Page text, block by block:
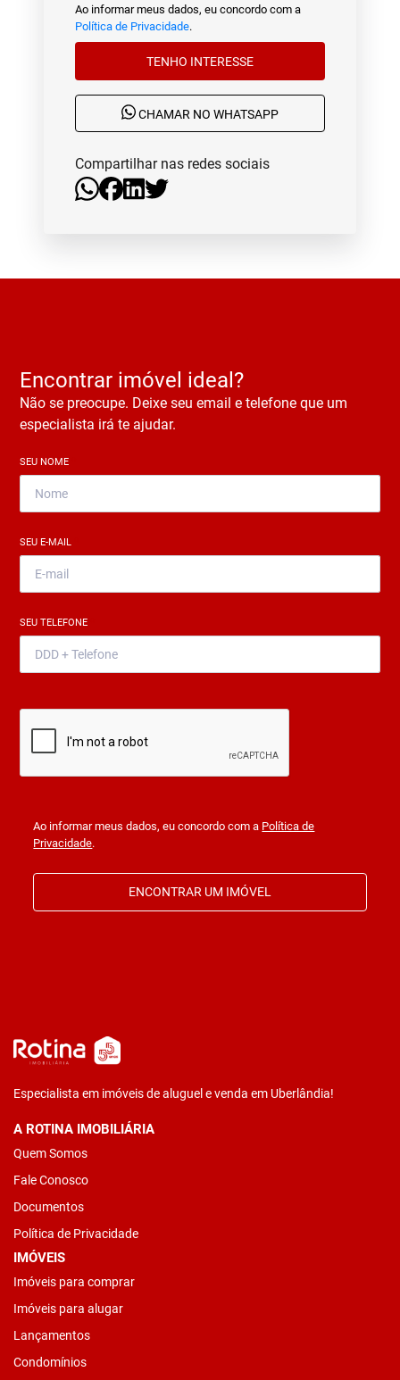
Ao informar meus dados, eu concordo com a
Política de Privacidade.
TENHO INTERESSE
CHAMAR NO WHATSAPP
Compartilhar nas redes sociais
Encontrar imóvel ideal?
Não se preocupe. Deixe seu email e telefone que um
especialista irá te ajudar.
SEU NOME
SEU E-MAIL
SEU TELEFONE
Ao informar meus dados, eu concordo com a Política de
Privacidade.
ENCONTRAR UM IMÓVEL
Especialista em imóveis de aluguel e venda em Uberlândia!
A ROTINA IMOBILIÁRIA
Quem Somos
Fale Conosco
Documentos
Política de Privacidade
IMÓVEIS
Imóveis para comprar
Imóveis para alugar
Lançamentos
Condomínios